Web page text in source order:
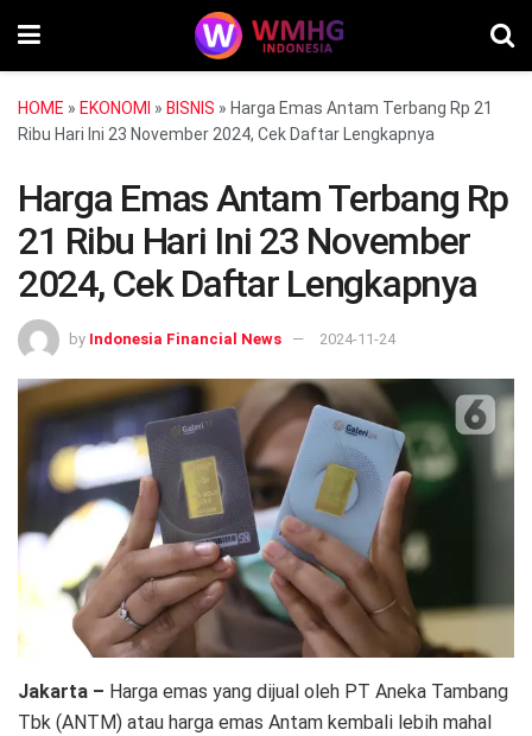
HOME » EKONOMI » BISNIS » Harga Emas Antam Terbang Rp 21
Ribu Hari Ini 23 November 2024, Cek Daftar Lengkapnya
Harga Emas Antam Terbang Rp
21 Ribu Hari Ini 23 November
2024, Cek Daftar Lengkapnya
by Indonesia Financial News 2024-11-24
Jakarta – Harga emas yang dijual oleh PT Aneka Tambang
Tbk (ANTM) atau harga emas Antam kembali lebih mahal